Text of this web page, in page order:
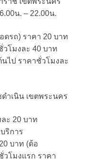
น. – 22.00น.
ดรถ) ราคา 20 บาท
วโมงละ 40 บาท
ไป ราคาชั่วโมงละ
ำเนิน เขตพระนคร
ะ 20 บาท
ริการ
บาท (ต้อ
วโมงแรก ราคา